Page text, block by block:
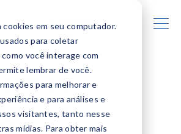
cookies em seu computador.
para coletar
você interage com
lembrar de você.
para melhorar e
e para análises e
visitantes, tanto nesse
mídias. Para obter mais
Português